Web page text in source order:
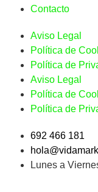
Contacto
Aviso Legal
Política de
Política de
Aviso Legal
Política de
Política de
692 466 181
Lunes a